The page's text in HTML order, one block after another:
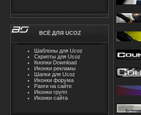
ВСЁ ДЛЯ UCOZ
Шаблоны для Ucoz
Скрипты для Ucoz
Кнопки Download
Иконки рекламы
Шапки для Ucoz
Иконки форума
Ранги на сайте
Иконки групп
Иконки сайта